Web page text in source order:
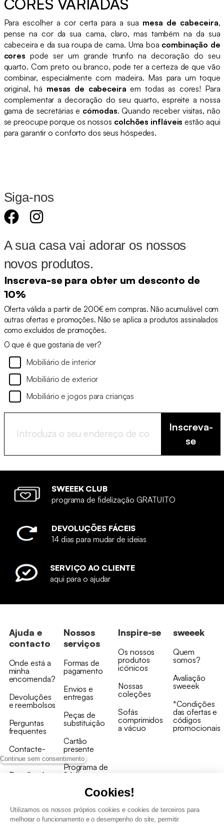
Continue sem consentimento
Cookies!
Utilizamos os nossos próprios cookies e cookies de terceiros para
melhorar o funcionamento e o desempenho do site, permitir
Para escolher a cor certa para a sua mesa de cabeceira,
pense na cor da sua cama, claro, mas também na da sua
cabeceira e da sua roupa de cama. Uma boa combinação de
cores pode ser um grande trunfo na decoração do seu
quarto. Com preto ou branco, pode ter a certeza de que vão
combinar, especialmente com madeira. Mas para um toque
original, há mesas de cabeceira em todas as cores! Para
complementar a decoração do seu quarto, espreite a nossa
gama de secretárias e cómodas. Quando receber visitas, não
se preocupe porque os nossos colchões infláveis estão aqui
para garantir o conforto dos seus hóspedes.
Siga-nos
A sua casa vai adorar os nossos
novos produtos.
Inscreva-se para obter um desconto de
10%
Oferta válida a partir de 200€ em compras. Não acumulável com
outras ofertas e promoções. Não se aplica a produtos assinalados
como excluídos de promoções.
O que é que gostaria de ver?
Mobiliário de interior
Mobiliário de exterior
Mobiliário e jogos para crianças
Inscreva-
se
SWEEEK CLUB
programa de fidelização GRATUITO
DEVOLUÇÕES FÁCEIS
14 dias para mudar de ideias
SERVIÇO AO CLIENTE
aqui para o ajudar
Ajuda e
contacto
Onde está a
minha
encomenda?
Devoluções
e reembolsos
Perguntas
frequentes
Contacte-
nos
Recolha de
Nossos
serviços
Formas de
pagamento
Envios e
entregas
Peças de
substituição
Cartão
presente
Programa de
fidelizaçao
Inspire-se
Os nossos
produtos
icónicos
Nossas
coleções
Sofás
comprimidos
a vácuo
sweeek
Quem
somos?
Avaliação
sweeek
*Condições
das ofertas e
códigos
promocionais